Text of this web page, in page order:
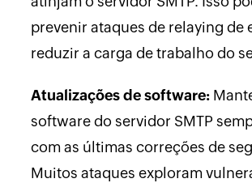
prevenir ataques de relaying de
reduzir a carga de trabalho do
Atualizações de software:
software do servidor SMTP
com as últimas correções de
Muitos ataques exploram